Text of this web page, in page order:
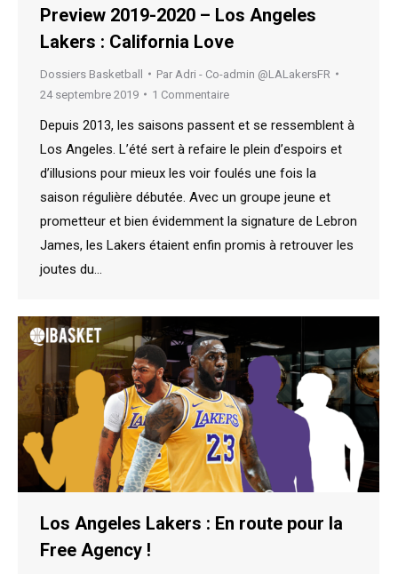
Preview 2019-2020 – Los Angeles
Lakers : California Love
Dossiers Basketball Par Adri - Co-admin @LALakersFR
24 septembre 2019
1 Commentaire
Depuis 2013, les saisons passent et se ressemblent à
Los Angeles. L’été sert à refaire le plein d’espoirs et
d’illusions pour mieux les voir foulés une fois la
saison régulière débutée. Avec un groupe jeune et
prometteur et bien évidemment la signature de Lebron
James, les Lakers étaient enfin promis à retrouver les
joutes du…
Los Angeles Lakers : En route pour la
Free Agency !